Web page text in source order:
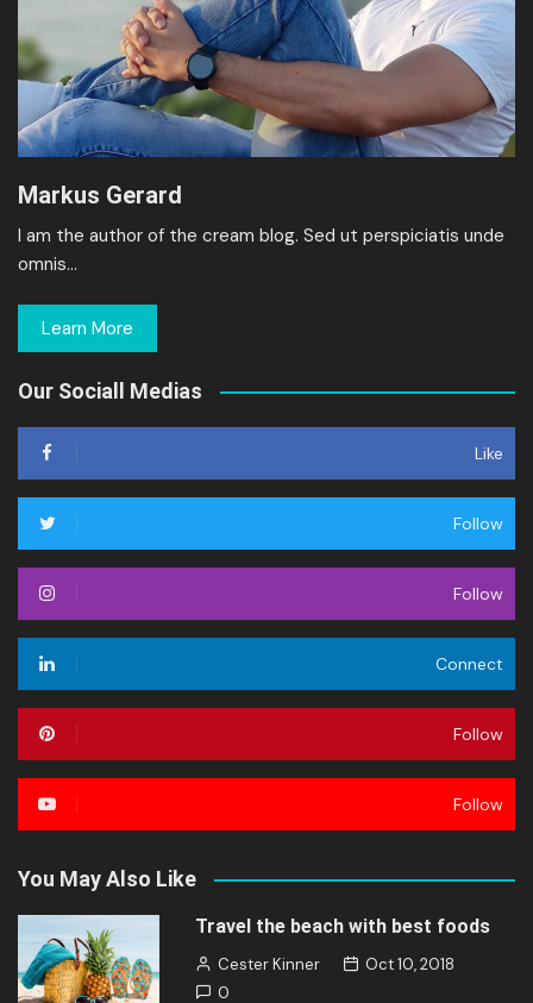
Markus Gerard
I am the author of the cream blog. Sed ut perspiciatis unde
omnis…
Learn More
Our Sociall Medias
Like
Follow
Follow
Connect
Follow
Follow
You May Also Like
Travel the beach with best foods
Cester Kinner
Oct 10, 2018
0